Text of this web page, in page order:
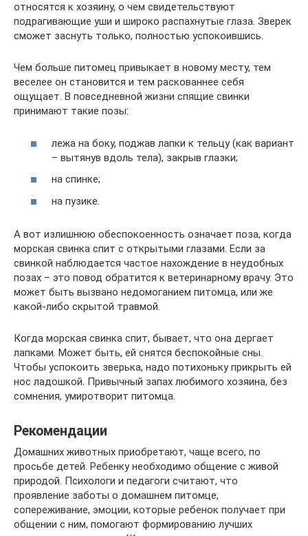
относятся к хозяину, о чем свидетельствуют
подрагивающие уши и широко распахнутые глаза. Зверек
сможет заснуть только, полностью успокоившись.
Чем больше питомец привыкает в новому месту, тем
веселее он становится и тем раскованнее себя
ощущает. В повседневной жизни спящие свинки
принимают такие позы:
лежа на боку, поджав лапки к тельцу (как вариант
– вытянув вдоль тела), закрыв глазки;
на спинке;
на пузике.
А вот излишнюю обеспокоенность означает поза, когда
морская свинка спит с открытыми глазами. Если за
свинкой наблюдается частое нахождение в неудобных
позах – это повод обратится к ветеринарному врачу. Это
может быть вызвано недомоганием питомца, или же
какой-либо скрытой травмой.
Когда морская свинка спит, бывает, что она дергает
лапками. Может быть, ей снятся беспокойные сны.
Чтобы успокоить зверька, надо потихоньку прикрыть ей
нос ладошкой. Привычный запах любимого хозяина, без
сомнения, умиротворит питомца.
Рекомендации
Домашних животных приобретают, чаще всего, по
просьбе детей. Ребенку необходимо общение с живой
природой. Психологи и педагоги считают, что
проявление заботы о домашнем питомце,
сопереживание, эмоции, которые ребенок получает при
общении с ним, помогают формированию лучших